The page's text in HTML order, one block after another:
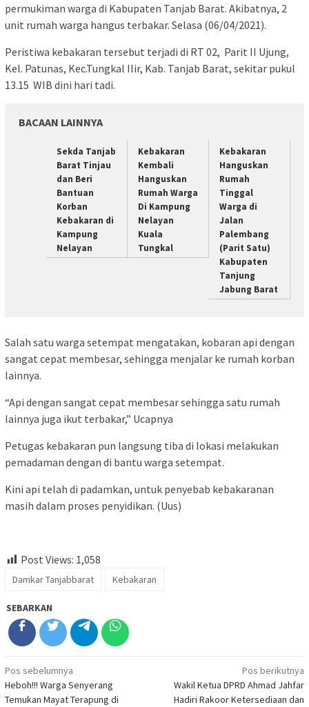
permukiman warga di Kabupaten Tanjab Barat. Akibatnya, 2
unit rumah warga hangus terbakar. Selasa (06/04/2021).
Peristiwa kebakaran tersebut terjadi di RT 02, Parit II Ujung,
Kel. Patunas, Kec.Tungkal Ilir, Kab. Tanjab Barat, sekitar pukul
13.15 WIB dini hari tadi.
BACAAN LAINNYA
Sekda Tanjab
Barat Tinjau
dan Beri
Bantuan
Korban
Kebakaran di
Kampung
Nelayan
Kebakaran
Kembali
Hanguskan
Rumah Warga
Di Kampung
Nelayan
Kuala
Tungkal
Kebakaran
Hanguskan
Rumah
Tinggal
Warga di
Jalan
Palembang
(Parit Satu)
Kabupaten
Tanjung
Jabung Barat
Salah satu warga setempat mengatakan, kobaran api dengan
sangat cepat membesar, sehingga menjalar ke rumah korban
lainnya.
“Api dengan sangat cepat membesar sehingga satu rumah
lainnya juga ikut terbakar,” Ucapnya
Petugas kebakaran pun langsung tiba di lokasi melakukan
pemadaman dengan di bantu warga setempat.
Kini api telah di padamkan, untuk penyebab kebakaranan
masih dalam proses penyidikan. (Uus)
Post Views: 1,058
Damkar Tanjabbarat Kebakaran
SEBARKAN
Navigasi
pos
Pos sebelumnya
Heboh!!! Warga Senyerang
Temukan Mayat Terapung di
Pos berikutnya
Wakil Ketua DPRD Ahmad Jahfar
Hadiri Rakoor Ketersediaan dan